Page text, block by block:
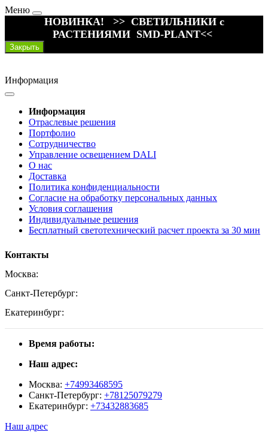
Меню
НОВИНКА! >> СВЕТИЛЬНИКИ с
РАСТЕНИЯМИ SMD-PLANT<<
Закрыть
Информация
Информация
Отраслевые решения
Портфолио
Сотрудничество
Управление освещением DALI
О нас
Доставка
Политика конфиденциальности
Согласие на обработку персональных данных
Условия соглашения
Индивидуальные решения
Бесплатный светотехнический расчет проекта за 30 мин
Контакты
Москва:
Санкт-Петербург:
Екатеринбург:
Время работы:
Наш адрес:
Москва: +74993468595
Санкт-Петербург: +78125079279
Екатеринбург: +73432883685
Наш адрес